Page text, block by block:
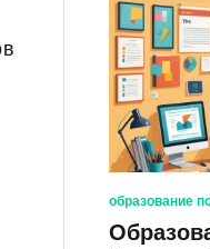
образование